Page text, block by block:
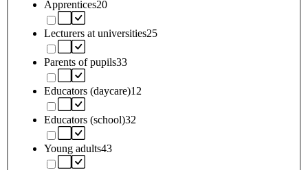
Apprentices20
Lecturers at universities25
Parents of pupils33
Educators (daycare)12
Educators (school)32
Young adults43